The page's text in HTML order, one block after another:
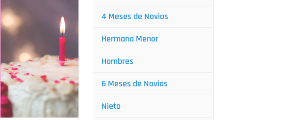
4 Meses de Novios
Hermana Menor
Hombres
6 Meses de Novios
Nieto